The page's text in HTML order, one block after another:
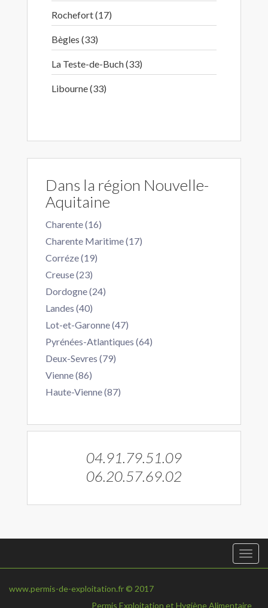
Rochefort (17)
Bègles (33)
La Teste-de-Buch (33)
Libourne (33)
Dans la région Nouvelle-
Aquitaine
Charente (16)
Charente Maritime (17)
Corréze (19)
Creuse (23)
Dordogne (24)
Landes (40)
Lot-et-Garonne (47)
Pyrénées-Atlantiques (64)
Deux-Sevres (79)
Vienne (86)
Haute-Vienne (87)
04.91.79.51.09
06.20.57.69.02
www.permis-de-exploitation.fr © 2017
Permis Exploitation et Hygiène Alimentaire